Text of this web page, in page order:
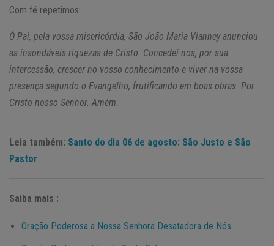
Com fé repetimos:
Ó Pai, pela vossa misericórdia, São João Maria Vianney anunciou
as insondáveis riquezas de Cristo. Concedei-nos, por sua
intercessão, crescer no vosso conhecimento e viver na vossa
presença segundo o Evangelho, frutificando em boas obras. Por
Cristo nosso Senhor. Amém.
Leia também: Santo do dia 06 de agosto: São Justo e São
Pastor
Saiba mais :
Oração Poderosa a Nossa Senhora Desatadora de Nós